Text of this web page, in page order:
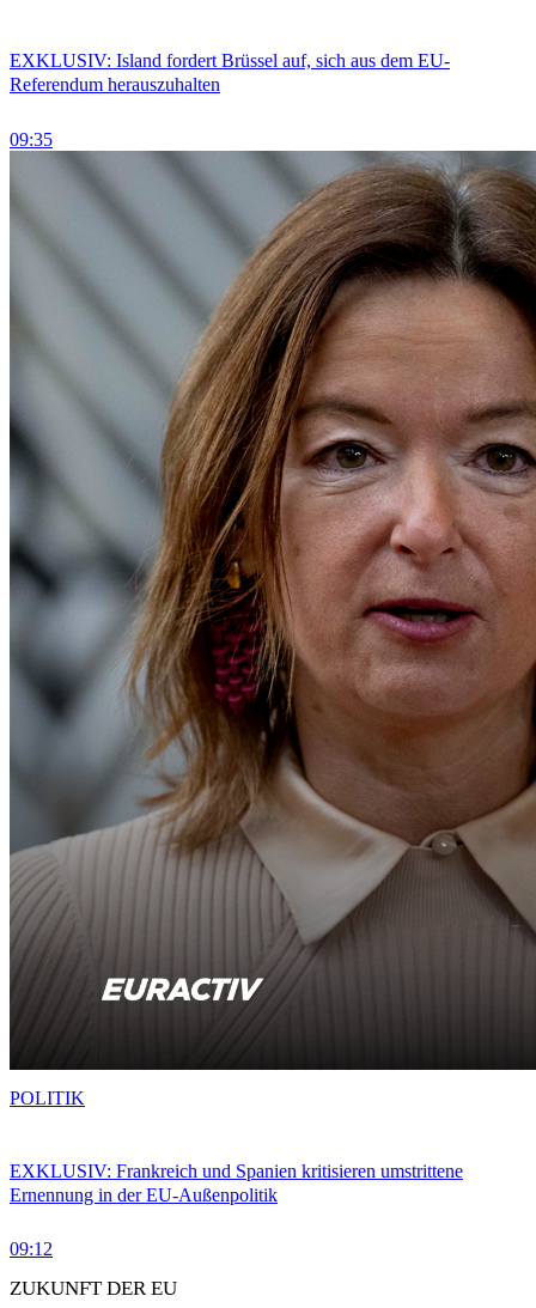
EXKLUSIV: Island fordert Brüssel auf, sich aus dem EU-
Referendum herauszuhalten
09:35
EXKLUSIV: Frankreich und Spanien kritisieren umstrittene
Ernennung in der EU-Außenpolitik
09:12
POLITIK
ZUKUNFT DER EU